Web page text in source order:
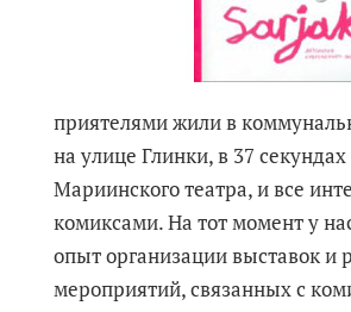
приятелями жили в
на улице Глинки, в 37
Мариинского театра, и все
комиксами. На тот момент у
опыт организации выставок и
мероприятий, связанных с